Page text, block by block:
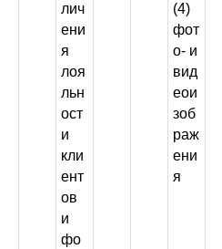
лич
ени
я
лоя
льн
ост
и
кли
ент
ов
и
фо
(4)
фот
о- и
вид
еои
зоб
раж
ени
я